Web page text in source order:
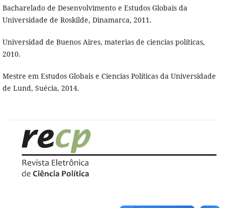
Bacharelado de Desenvolvimento e Estudos Globais da
Universidade de Roskilde, Dinamarca, 2011.
Universidad de Buenos Aires, materias de ciencias políticas,
2010.
Mestre em Estudos Globais e Ciencias Políticas da Universidade
de Lund, Suécia, 2014.